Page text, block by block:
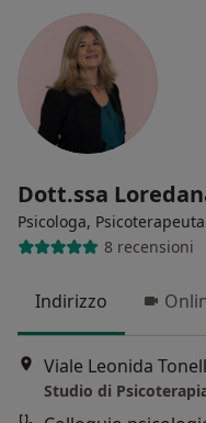
Dott.ssa
Psicologa, Psicoterapeuta
8 recensioni
Indirizzo
Viale Leonida
Studio di